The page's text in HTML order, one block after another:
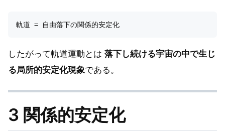
したがって軌道運動とは 落下し続ける宇宙の中で生じ
る局所的安定化現象である。
3 関係的安定化